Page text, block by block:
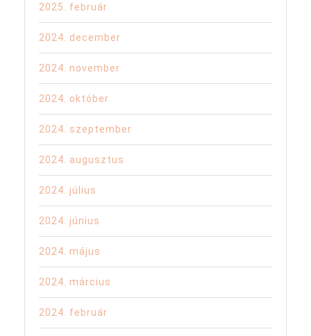
2025. február
2024. december
2024. november
2024. október
2024. szeptember
2024. augusztus
2024. július
2024. június
2024. május
2024. március
2024. február